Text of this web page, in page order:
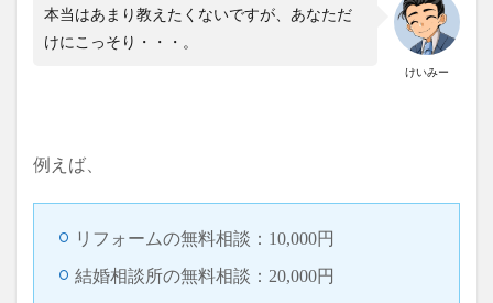
けいみー
本当はあまり教えたくないですが、あなただ
けにこっそり・・・。
例えば、
リフォームの無料相談：10,000円
結婚相談所の無料相談：20,000円